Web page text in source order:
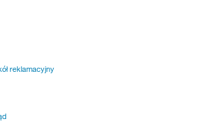
reklamacyjny